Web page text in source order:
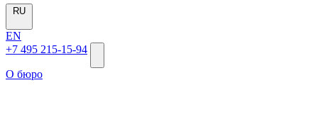
RU
EN
+7 495 215-15-94
О бюро